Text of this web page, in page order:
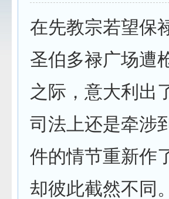
在先教宗若望保
圣伯多禄广场遭
之际，意大利出
司法上还是牵涉
件的情节重新作
却彼此截然不同